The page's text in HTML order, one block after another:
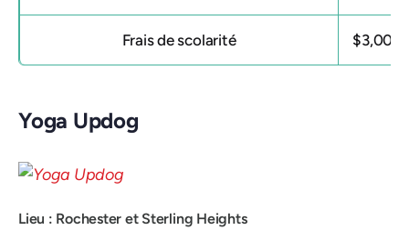
Frais de scolarité $3,000
Yoga Updog
Lieu : Rochester et Sterling Heights